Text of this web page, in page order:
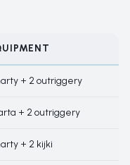
+ 2 outriggery
+ 2 outriggery
+ 2 kijki